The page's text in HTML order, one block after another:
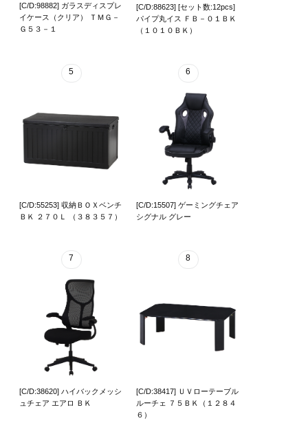
[C/D:98882] ガラスディスプレ
イケース（クリア） ＴＭＧ－
Ｇ５３－１
[C/D:88623] [セット数:12pcs]
パイプ丸イス ＦＢ－０１ＢＫ
（１０１０ＢＫ）
5
[C/D:55253] 収納ＢＯＸベンチ
ＢＫ ２７０Ｌ （３８３５７）
6
[C/D:15507] ゲーミングチェア
シグナル グレー
7
[C/D:38620] ハイバックメッシ
ュチェア エアロ ＢＫ
8
[C/D:38417] ＵＶローテーブル
ルーチェ ７５ＢＫ（１２８４
６）